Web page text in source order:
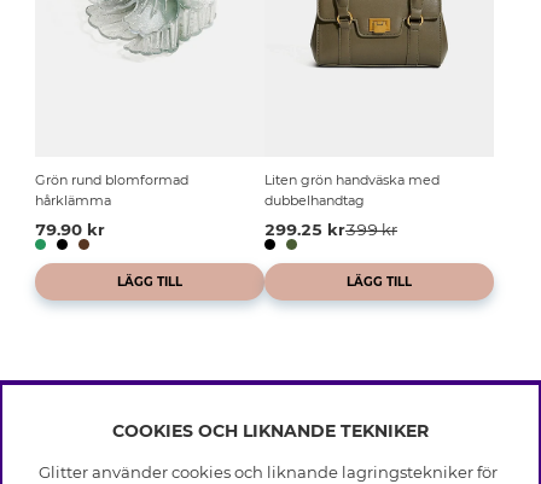
Grön rund blomformad
hårklämma
79.90 kr
LÄGG TILL
Liten grön handväska med
dubbelhandtag
299.25 kr399 kr
LÄGG TILL
INFO
Leverans
COOKIES OCH LIKNANDE TEKNIKER
Glitter använder cookies och liknande lagringstekniker för